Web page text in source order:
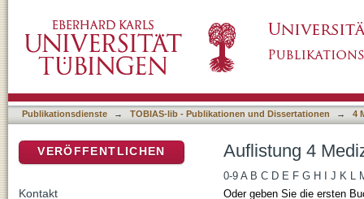
Publikationsdienste → TOBIAS-lib - Publikationen und Dissertationen → 4
Auflistung 4
0-9 A B C D E F G H J K L
Oder geben Sie die ersten
VERÖFFENTLICHEN
Kontakt